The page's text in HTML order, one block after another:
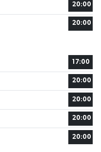
20:00
20:00
17:00
20:00
20:00
20:00
20:00